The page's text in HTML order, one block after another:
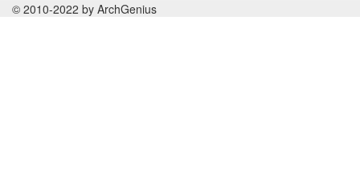
© 2010-2022 by ArchGenius